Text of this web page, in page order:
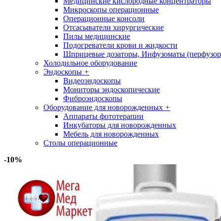
Микроскопы операционные
Операционные консоли
Отсасыватели хирургические
Пилы медицинские
Подогреватели крови и жидкости
Шприцевые дозаторы, Инфузоматы
Холодильное оборудование
Эндоскопы +
Видеоэндоскопы
Мониторы эндоскопические
Фиброэндоскопы
Оборудование для новорожденных +
Аппараты фототерапии
Инкубаторы для новорожденных
Мебель для новорожденных
Столы операционные
-10%